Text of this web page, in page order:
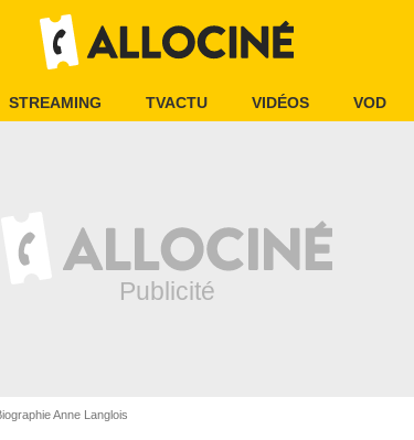
STREAMING TVACTU VIDÉOS VOD
Anne Langlois